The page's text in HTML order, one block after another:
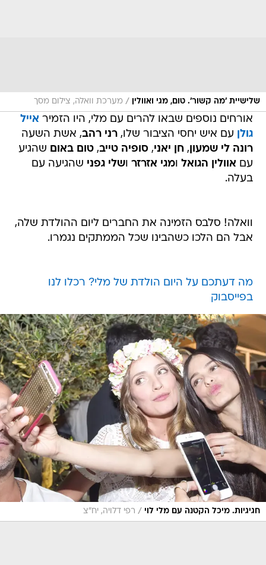
שלישיית 'מה קשור'. טום, מגי ואוולין / מערכת וואלה, צילום מסך
אורחים נוספים שבאו להרים עם מלי, היו הזמיר אייל
גולן עם איש יחסי הציבור שלו,רני רהב, אשת השעה
רונה לי שמעון,חן יאני,סופיה טייב,טום באום שהגיע
עם אוולין הגואל ומגי אזרזר ושלי גפני שהגיעה עם
בעלה.
וואלה! סלבס הזמינה את החברים ליום ההולדת שלה,
אבל הם הלכו כשהבינו שכל הממתקים נגמרו.
מה דעתכם על היום הולדת של מלי? רכלו לנו
בפייסבוק
חגיגיות. מיכל הקטנה עם מלי לוי / רפי דלויה, יח"צ